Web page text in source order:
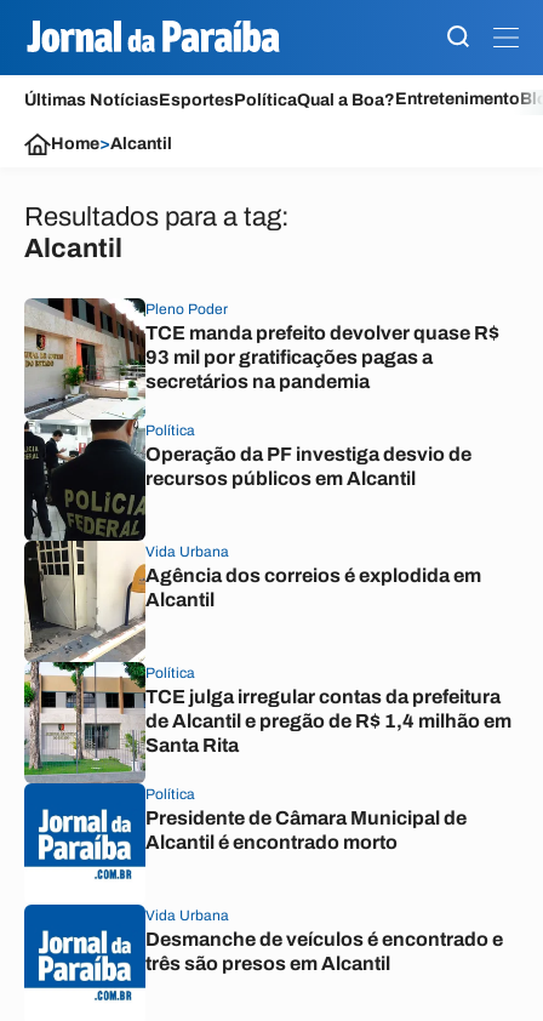
Últimas NotíciasEsportesPolíticaQual a Boa?Entretenimento
Home>Alcantil
Resultados para a tag:
Alcantil
Pleno Poder
TCE manda prefeito devolver quase R$
93 mil por gratificações pagas a
secretários na pandemia
Política
Operação da PF investiga desvio de
recursos públicos em Alcantil
Vida Urbana
Agência dos correios é explodida em
Alcantil
Política
TCE julga irregular contas da prefeitura
de Alcantil e pregão de R$ 1,4 milhão em
Santa Rita
Política
Presidente de Câmara Municipal de
Alcantil é encontrado morto
Vida Urbana
Desmanche de veículos é encontrado e
três são presos em Alcantil